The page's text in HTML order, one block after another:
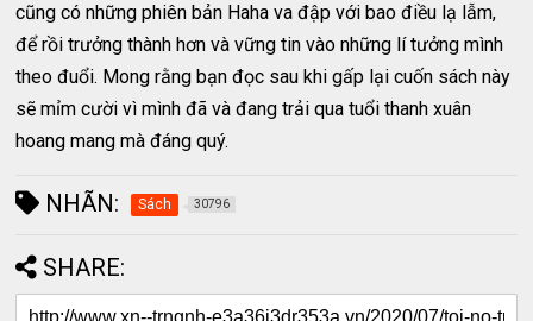
cũng có những phiên bản Haha va đập với bao điều lạ lẫm,
để rồi trưởng thành hơn và vững tin vào những lí tưởng mình
theo đuổi. Mong rằng bạn đọc sau khi gấp lại cuốn sách này
sẽ mỉm cười vì mình đã và đang trải qua tuổi thanh xuân
hoang mang mà đáng quý.
NHÃN: Sách 30796
SHARE: